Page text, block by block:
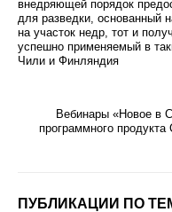
внедряющей порядок
для разведки, основанный
на участок недр, тот и
успешно применяемый в
Чили и Финляндия
Вебинары «Новое в
программного
ПУБЛИКАЦИИ ПО